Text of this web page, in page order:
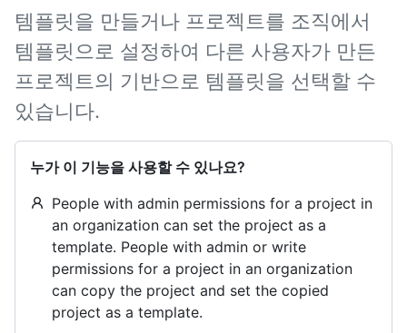
템플릿을 만들거나 프로젝트를 조직에서
템플릿으로 설정하여 다른 사용자가 만든
프로젝트의 기반으로 템플릿을 선택할 수
있습니다.
누가 이 기능을 사용할 수 있나요?
People with admin permissions for a project in
an organization can set the project as a
template. People with admin or write
permissions for a project in an organization
can copy the project and set the copied
project as a template.